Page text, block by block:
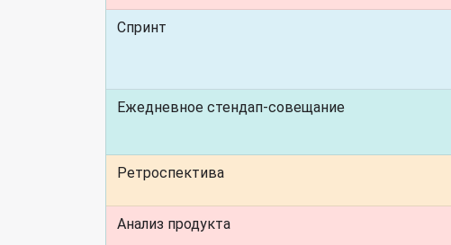
Спринт
Ежедневное стендап-совещание
Ретроспектива
Анализ продукта